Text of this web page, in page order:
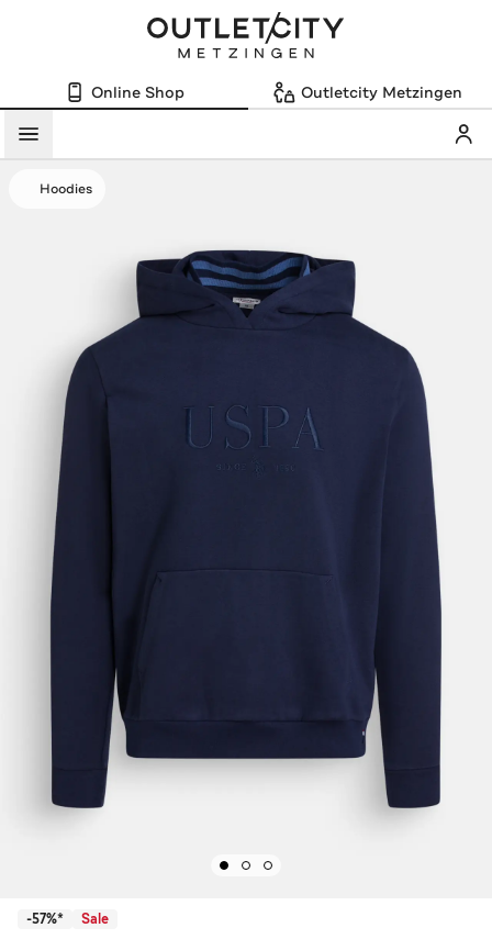
Online Shop Outletcity Metzingen
Menü
Hoodies
-57%* Sale